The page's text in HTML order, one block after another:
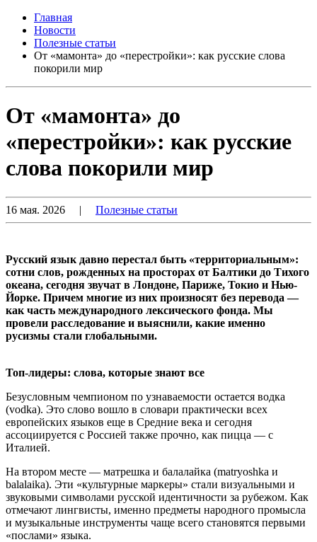
Главная
Новости
Полезные статьи
От «мамонта» до «перестройки»: как русские слова
покорили мир
От «мамонта» до
«перестройки»: как русские
слова покорили мир
16 мая. 2026 | Полезные статьи
Русский язык давно перестал быть «территориальным»:
сотни слов, рожденных на просторах от Балтики до Тихого
океана, сегодня звучат в Лондоне, Париже, Токио и Нью-
Йорке. Причем многие из них произносят без перевода —
как часть международного лексического фонда. Мы
провели расследование и выяснили, какие именно
русизмы стали глобальными.
Топ-лидеры: слова, которые знают все
Безусловным чемпионом по узнаваемости остается водка
(vodka). Это слово вошло в словари практически всех
европейских языков еще в Средние века и сегодня
ассоциируется с Россией также прочно, как пицца — с
Италией.
На втором месте — матрешка и балалайка (matryoshka и
balalaika). Эти «культурные маркеры» стали визуальными и
звуковыми символами русской идентичности за рубежом. Как
отмечают лингвисты, именно предметы народного промысла
и музыкальные инструменты чаще всего становятся первыми
«послами» языка.